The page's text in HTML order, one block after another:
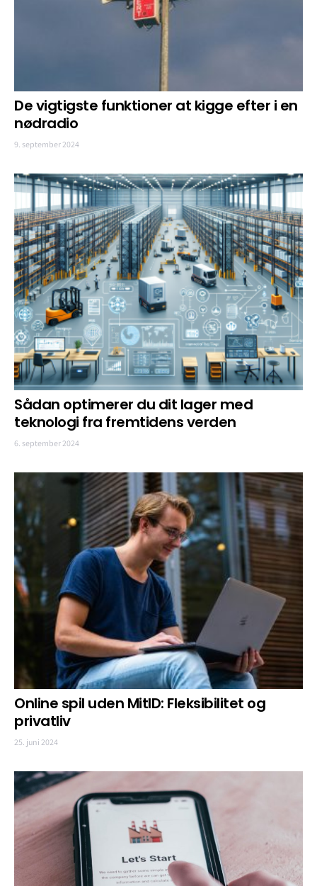
De vigtigste funktioner at kigge efter i en
nødradio
9. september 2024
Sådan optimerer du dit lager med
teknologi fra fremtidens verden
6. september 2024
Online spil uden MitID: Fleksibilitet og
privatliv
25. juni 2024